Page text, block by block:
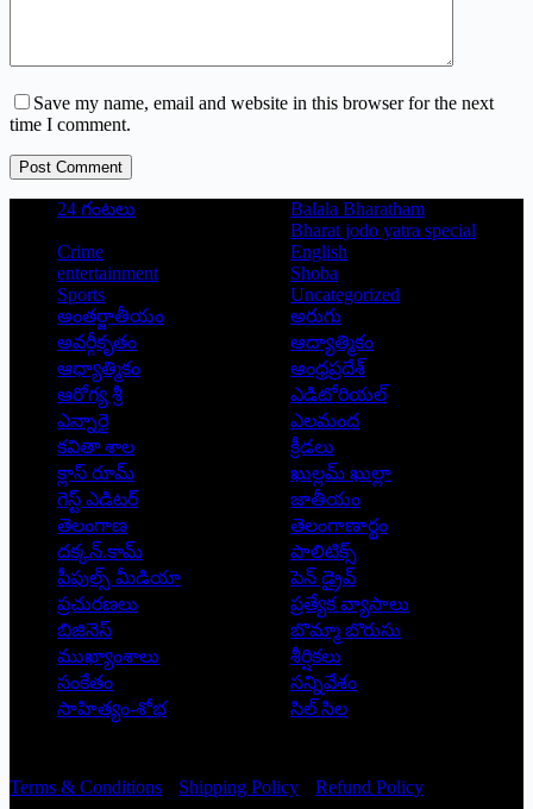
Save my name, email and website in this browser for the next
time I comment.
Post Comment
24 గంటలు
Balala Bharatham
Bharat jodo yatra special
Crime
English
entertainment
Shoba
Sports
Uncategorized
అంతర్జాతీయం
అరుగు
అవర్గీకృతం
ఆద్యాత్మికం
ఆధ్యాత్మికం
ఆంధ్రప్రదేశ్
ఆరోగ్య శ్రీ
ఎడిటోరియల్
ఎన్నారై
ఎలమంద
కవితా శాల
క్రీడలు
క్లాస్ రూమ్
ఖుల్లమ్ ఖుల్లా
గెస్ట్ ఎడిటర్
జాతీయం
తెలంగాణ
తెలంగాణార్థం
దక్కన్.కామ్
పాలిటిక్స్
పీపుల్స్ ‌మీడియా
పెన్ డ్రైవ్
ప్రచురణలు
ప్రత్యేక వ్యాసాలు
బిజినెస్
బొమ్మా బొరుసు
ముఖ్యాంశాలు
శీర్షికలు
సంకేతం
సన్నివేశం
సాహిత్యం-శోభ
సిల్ సిల
Terms & Conditions Shipping Policy
Refund Policy